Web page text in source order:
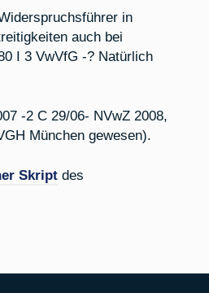
in
auch bei
I 3 VwVfG -? Natürlich
-2 C 29/06- NVwZ 2008,
München gewesen).
Skript des